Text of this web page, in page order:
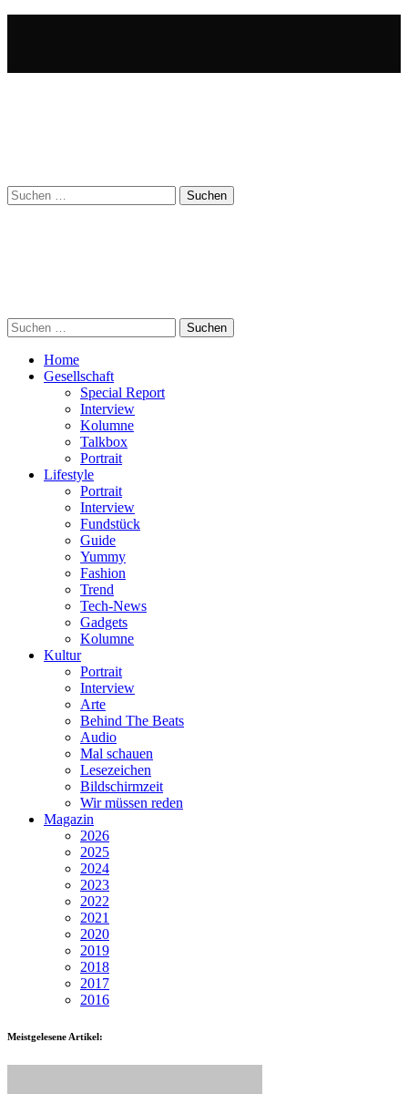
Suchen
nach:
Suchen
nach:
Home
Gesellschaft
Special Report
Interview
Kolumne
Talkbox
Portrait
Lifestyle
Portrait
Interview
Fundstück
Guide
Yummy
Fashion
Trend
Tech-News
Gadgets
Kolumne
Kultur
Portrait
Interview
Arte
Behind The Beats
Audio
Mal schauen
Lesezeichen
Bildschirmzeit
Wir müssen reden
Magazin
2026
2025
2024
2023
2022
2021
2020
2019
2018
2017
2016
Meistgelesene Artikel: